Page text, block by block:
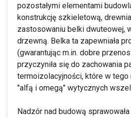
pozostałymi elementami
konstrukcję szkieletową,
zastosowaniu belki dwuteowej,
drzewną. Belka ta zapewniała
(gwarantując m.in. dobre
przyczyniła się do zachowania
termoizolacyjności, które w
"alfą i omegą" wytycznych
Nadzór nad budową